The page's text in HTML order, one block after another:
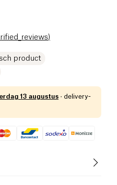
)
product
13 augustus · delivery-